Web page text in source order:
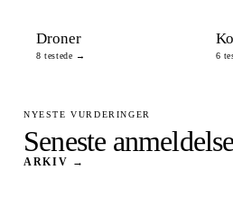
Droner
8 testede → 6
NYESTE VURDERINGER
Seneste
ARKIV →